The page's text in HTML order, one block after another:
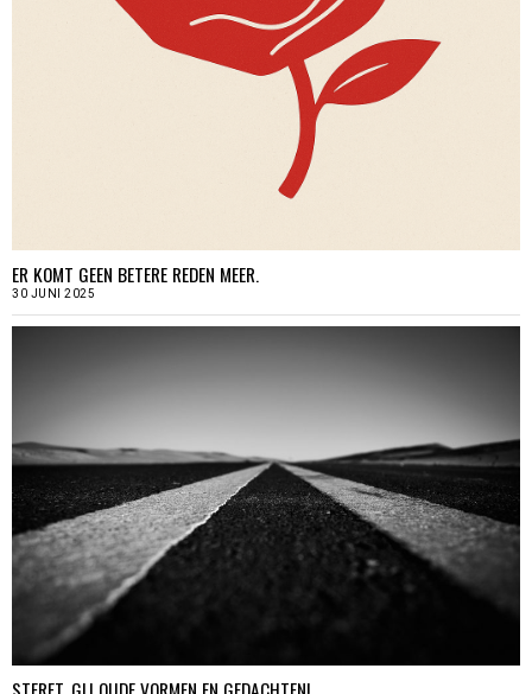
ER KOMT GEEN BETERE REDEN MEER.
30 JUNI 2025
STERFT, GIJ OUDE VORMEN EN GEDACHTEN!